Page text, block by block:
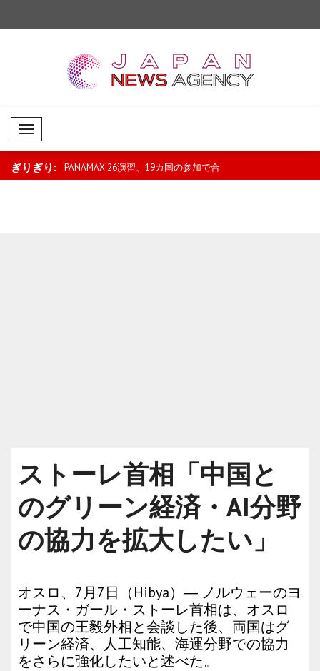
Mobil Menü
ぎりぎり:
には査証を PANAMAX 26演習、19カ国の参加で合
ストーレ首相「中国と
のグリーン経済・AI分野
の協力を拡大したい」
オスロ、7月7日（Hibya）― ノルウェーのヨ
ーナス・ガール・ストーレ首相は、オスロ
で中国の王毅外相と会談した後、両国はグ
リーン経済、人工知能、海運分野での協力
をさらに強化したいと述べた。